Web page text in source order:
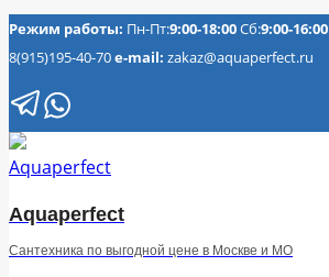
Перейти
к
содержимому
Режим работы: Пн-Пт:9:00-18:00Сб:9:00-16:00
8(915)195-40-70e-mail: zakaz@aquaperfect.ru
Aquaperfect
Сантехника по выгодной цене в Москве и МО